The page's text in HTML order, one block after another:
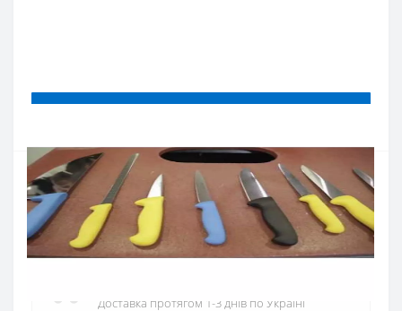
Офіційний дистриб'ютор
Офіційний дистриб'ютор ARCOS в Україні
Доставка протягом 1-3 днів по Україні